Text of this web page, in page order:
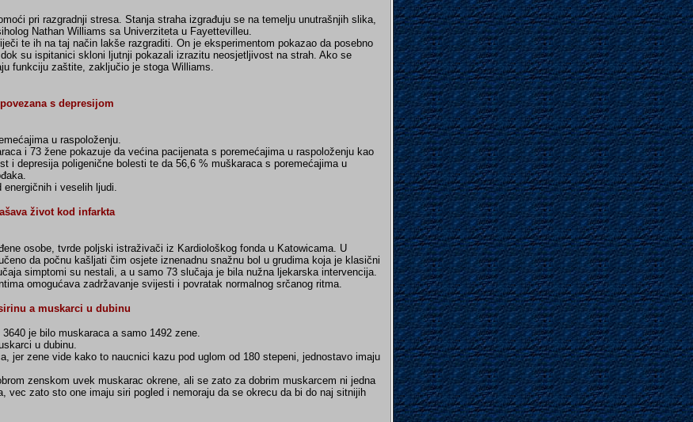
pri razgradnji stresa. Stanja straha izgrađuju se na temelju unutrašnjih slika,
Nathan Williams sa Univerziteta u Fayettevilleu.
te ih na taj način lakše razgraditi. On je eksperimentom pokazao da posebno
su ispitanici skloni ljutnji pokazali izrazitu neosjetljivost na strah. Ako se
funkciju zaštite, zaključio je stoga Williams.
s depresijom
u raspoloženju.
i 73 žene pokazuje da većina pacijenata s poremećajima u raspoloženju kao
depresija poligenične bolesti te da 56,6 % muškaraca s poremećajima u
i veselih ljudi.
život kod infarkta
osobe, tvrde poljski istraživači iz Kardiološkog fonda u Katowicama. U
da počnu kašljati čim osjete iznenadnu snažnu bol u grudima koja je klasični
simptomi su nestali, a u samo 73 slučaja je bila nužna ljekarska intervencija.
omogućava zadržavanje svijesti i povratak normalnog srčanog ritma.
a muskarci u dubinu
je bilo muskaraca a samo 1492 zene.
u dubinu.
jer zene vide kako to naucnici kazu pod uglom od 180 stepeni, jednostavo imaju
zenskom uvek muskarac okrene, ali se zato za dobrim muskarcem ni jedna
zato sto one imaju siri pogled i nemoraju da se okrecu da bi do naj sitnijih